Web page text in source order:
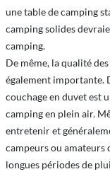
une table de camping
camping solides
camping.
De même, la qualité
également importante.
couchage en duvet est
camping en plein air.
entretenir et
campeurs ou amateurs
longues périodes de